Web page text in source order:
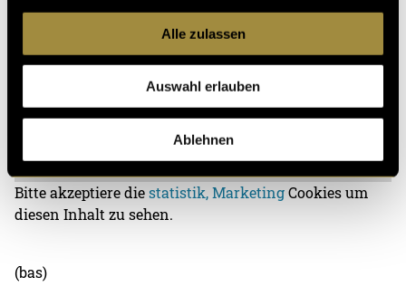
Alle zulassen
Auswahl erlauben
Ablehnen
Bitte akzeptiere diestatistik, MarketingCookies um
diesen Inhalt zu sehen.
(bas)